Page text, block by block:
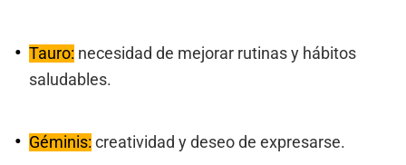
Tauro: necesidad de mejorar rutinas y hábitos
saludables.
Géminis: creatividad y deseo de expresarse.